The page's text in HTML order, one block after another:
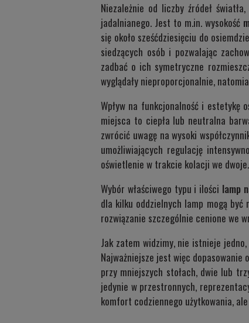
Niezależnie od liczby źródeł
jadalnianego. Jest to m.in. wysokość
się około sześćdziesięciu do
siedzących osób i pozwalając
zadbać o ich symetryczne
wyglądały nieproporcjonalnie,
Wpływ na funkcjonalność i estetykę
miejsca to ciepła lub neutralna
zwrócić uwagę na wysoki
umożliwiających regulację
oświetlenie w trakcie kolacji we dwoje.
Wybór właściwego typu i ilości lamp
dla kilku oddzielnych lamp mogą być
rozwiązanie szczególnie cenione we
Jak zatem widzimy, nie istnieje
Najważniejsze jest więc
przy mniejszych stołach, dwie lub
jedynie w przestronnych,
komfort codziennego użytkowania,